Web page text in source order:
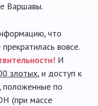
Варшавы.
что
вовсе.
И
злотых, и доступ к
положенные по
(при массе